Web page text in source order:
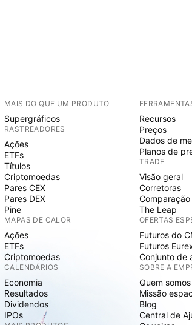
MAIS DO QUE UM PRODUTO
Supergráficos
RASTREADORES
Ações
ETFs
Títulos
Criptomoedas
Pares CEX
Pares DEX
Pine
MAPAS DE CALOR
Ações
ETFs
Criptomoedas
CALENDÁRIOS
Economia
Resultados
Dividendos
IPOs
Recursos
Preços
Dados de
Planos de
TRADE
Visão geral
Corretoras
The Leap
OFERTAS
Futuros do
Futuros
Conjunto de
SOBRE A
Quem somos
Missão
Blog
Central de